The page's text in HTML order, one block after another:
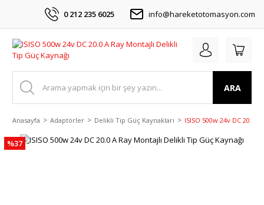
0 212 235 6025 info@hareketotomasyon.com
ARA
Anasayfa Adaptörler Delikli Tip Güç Kaynakları ISISO 500w 24v DC 20.0
%37